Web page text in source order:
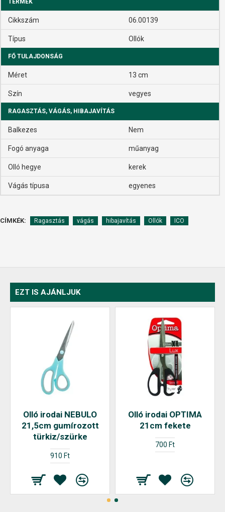
TERMÉK
Cikkszám 06.00139
Típus Ollók
FŐ TULAJDONSÁG
Méret 13 cm
Szín vegyes
RAGASZTÁS, VÁGÁS, HIBAJAVÍTÁS
Balkezes Nem
Fogó anyaga műanyag
Olló hegye kerek
Vágás típusa egyenes
CÍMKÉK: Ragasztás vágás hibajavítás Ollók ICO
EZT IS AJÁNLJUK
Olló irodai NEBULO
21,5cm gumírozott
türkiz/szürke
910 Ft
Olló irodai OPTIMA
21cm fekete
700 Ft